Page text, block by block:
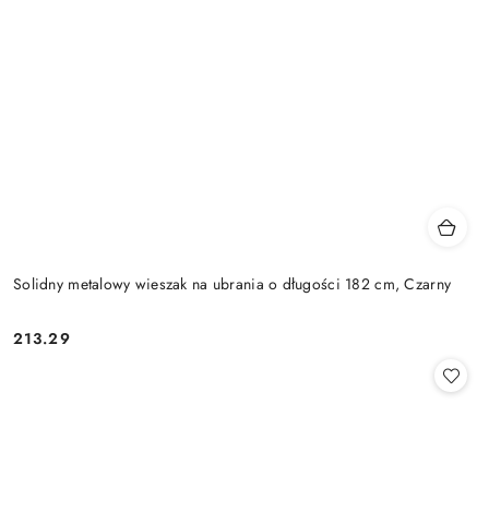
Solidny metalowy wieszak na ubrania o długości 182 cm, Czarny
Cena:
213.29